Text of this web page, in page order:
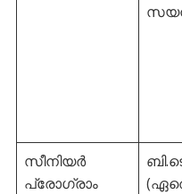
സീനിയർ
പ്രോഗ്രാം